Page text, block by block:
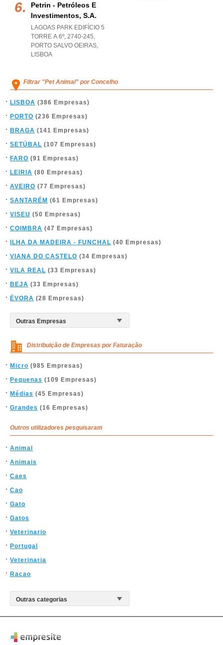
Petrin - Petróleos E
Investimentos, S.a.
LAGOAS PARK EDIFÍCIO 5
TORRE A 6º, 2740-245,
PORTO SALVO OEIRAS,
LISBOA
Filtrar "Pet Animal" por Concelho
LISBOA (386 Empresas)
PORTO (236 Empresas)
BRAGA (141 Empresas)
SETÚBAL (107 Empresas)
FARO (91 Empresas)
LEIRIA (80 Empresas)
AVEIRO (77 Empresas)
SANTARÉM (61 Empresas)
VISEU (50 Empresas)
COIMBRA (47 Empresas)
ILHA DA MADEIRA - FUNCHAL (40 Empresas)
VIANA DO CASTELO (34 Empresas)
VILA REAL (33 Empresas)
BEJA (33 Empresas)
ÉVORA (28 Empresas)
Distribuição de Empresas por Faturação
Micro (985 Empresas)
Pequenas (109 Empresas)
Médias (45 Empresas)
Grandes (16 Empresas)
Outros utilizadores pesquisaram
Animal
Animais
Caes
Cao
Gato
Gatos
Veterinario
Portugal
Veterinaria
Racao